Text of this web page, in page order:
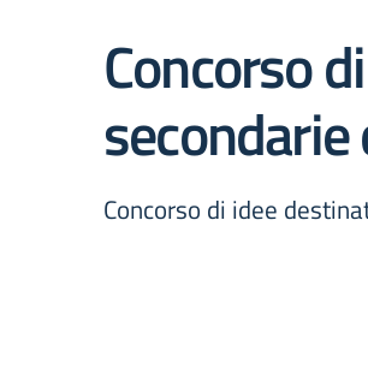
Concorso
Concorso di idee